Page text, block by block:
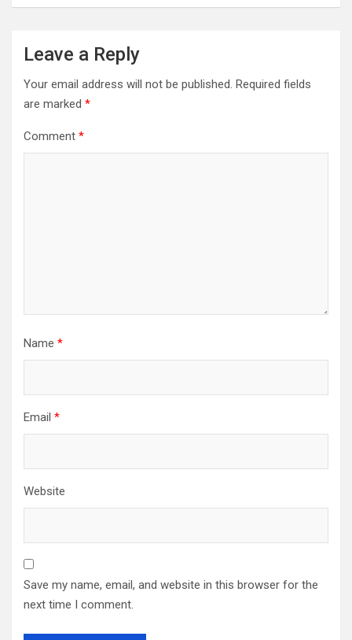
Leave a Reply
Your email address will not be published. Required fields
are marked *
Comment *
Name *
Email *
Website
Save my name, email, and website in this browser for the
next time I comment.